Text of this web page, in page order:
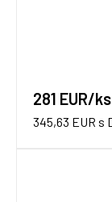
281 EUR/ks
345,63 EUR s